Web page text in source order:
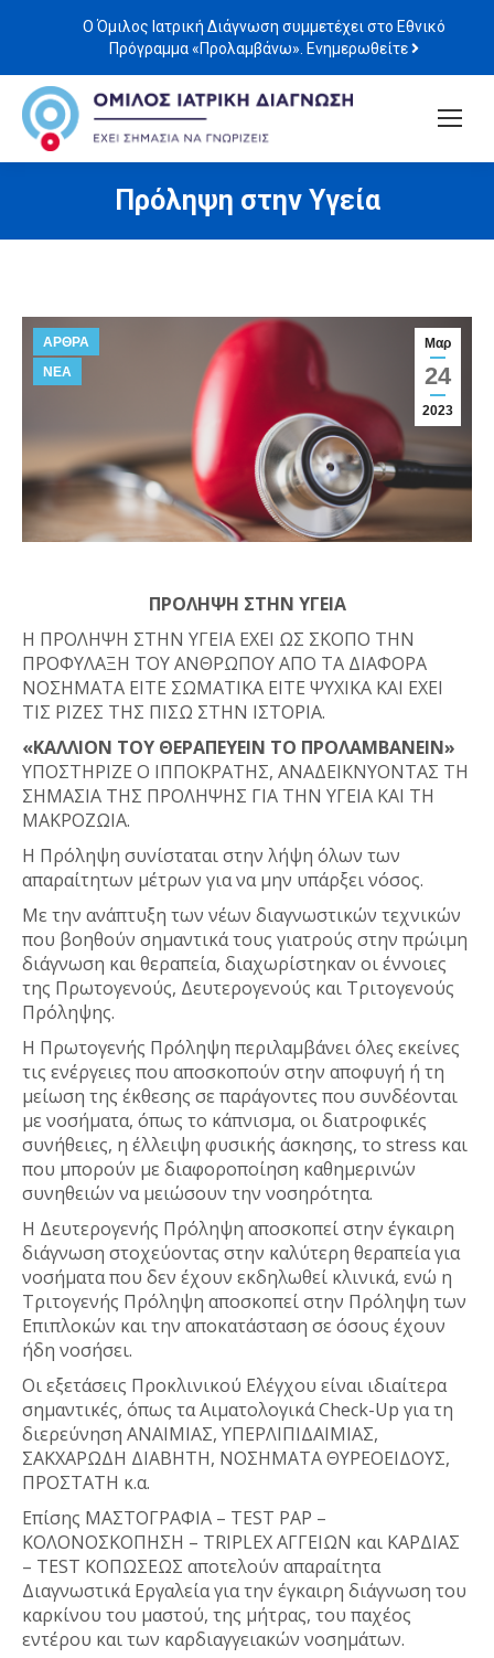
Ο Όμιλος Ιατρική Διάγνωση συμμετέχει στο Εθνικό
Πρόγραμμα «Προλαμβάνω». Ενημερωθείτε
Πρόληψη στην Υγεία
Μαρ
24
2023
ΑΡΘΡΑ
ΝΕΑ
ΠΡΟΛΗΨΗ ΣΤΗΝ ΥΓΕΙΑ
H ΠΡΟΛΗΨΗ ΣΤΗΝ ΥΓΕΙΑ ΕΧΕΙ ΩΣ ΣΚΟΠΟ ΤΗΝ
ΠΡΟΦΥΛΑΞΗ ΤΟΥ ΑΝΘΡΩΠΟΥ ΑΠΟ ΤΑ ΔΙΑΦΟΡΑ
ΝΟΣΗΜΑΤΑ ΕΙΤΕ ΣΩΜΑΤΙΚΑ ΕΙΤΕ ΨΥΧΙΚΑ ΚΑΙ ΕΧΕΙ
ΤΙΣ ΡΙΖΕΣ ΤΗΣ ΠΙΣΩ ΣΤΗΝ ΙΣΤΟΡΙΑ.
«ΚΑΛΛΙΟΝ ΤΟΥ ΘΕΡΑΠΕΥΕΙΝ ΤΟ ΠΡΟΛΑΜΒΑΝΕΙΝ»
ΥΠΟΣΤΗΡΙΖΕ Ο ΙΠΠΟΚΡΑΤΗΣ, ΑΝΑΔΕΙΚΝΥΟΝΤΑΣ ΤΗ
ΣΗΜΑΣΙΑ ΤΗΣ ΠΡΟΛΗΨΗΣ ΓΙΑ ΤΗΝ ΥΓΕΙΑ ΚΑΙ ΤΗ
ΜΑΚΡΟΖΩΙΑ.
Η Πρόληψη συνίσταται στην λήψη όλων των
απαραίτητων μέτρων για να μην υπάρξει νόσος.
Με την ανάπτυξη των νέων διαγνωστικών τεχνικών
που βοηθούν σημαντικά τους γιατρούς στην πρώιμη
διάγνωση και θεραπεία, διαχωρίστηκαν οι έννοιες
της Πρωτογενούς, Δευτερογενούς και Τριτογενούς
Πρόληψης.
Η Πρωτογενής Πρόληψη περιλαμβάνει όλες εκείνες
τις ενέργειες που αποσκοπούν στην αποφυγή ή τη
μείωση της έκθεσης σε παράγοντες που συνδέονται
με νοσήματα, όπως το κάπνισμα, οι διατροφικές
συνήθειες, η έλλειψη φυσικής άσκησης, το stress και
που μπορούν με διαφοροποίηση καθημερινών
συνηθειών να μειώσουν την νοσηρότητα.
Η Δευτερογενής Πρόληψη αποσκοπεί στην έγκαιρη
διάγνωση στοχεύοντας στην καλύτερη θεραπεία για
νοσήματα που δεν έχουν εκδηλωθεί κλινικά, ενώ η
Τριτογενής Πρόληψη αποσκοπεί στην Πρόληψη των
Επιπλοκών και την αποκατάσταση σε όσους έχουν
ήδη νοσήσει.
Οι εξετάσεις Προκλινικού Ελέγχου είναι ιδιαίτερα
σημαντικές, όπως τα Αιματολογικά Check-Up για τη
διερεύνηση ΑΝΑΙΜΙΑΣ, ΥΠΕΡΛΙΠΙΔΑΙΜΙΑΣ,
ΣΑΚΧΑΡΩΔΗ ΔΙΑΒΗΤΗ, ΝΟΣΗΜΑΤΑ ΘΥΡΕΟΕΙΔΟΥΣ,
ΠΡΟΣΤΑΤΗ κ.α.
Επίσης ΜΑΣΤΟΓΡΑΦΙΑ – ΤEST PAP –
ΚΟΛΟΝΟΣΚΟΠΗΣΗ – TRIPLEX ΑΓΓΕΙΩΝ και ΚΑΡΔΙΑΣ
– TEST ΚΟΠΩΣΕΩΣ αποτελούν απαραίτητα
Διαγνωστικά Εργαλεία για την έγκαιρη διάγνωση του
καρκίνου του μαστού, της μήτρας, του παχέος
εντέρου και των καρδιαγγειακών νοσημάτων.